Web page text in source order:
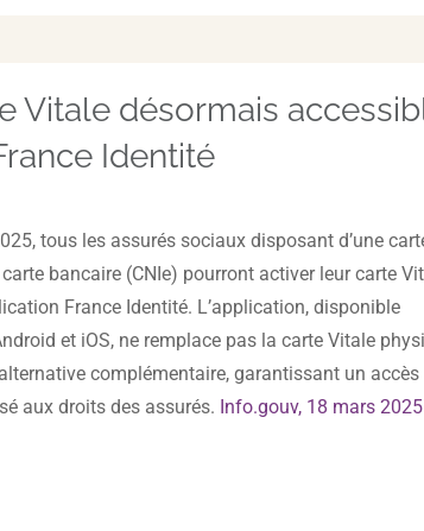
Vitale désormais
Identité
tous les assurés sociaux disposant d’une
bancaire (CNIe) pourront activer leur carte
France Identité. L’application, disponible
et iOS, ne remplace pas la carte Vitale
complémentaire, garantissant un accès
aux droits des assurés. Info.gouv, 18 mars 2025